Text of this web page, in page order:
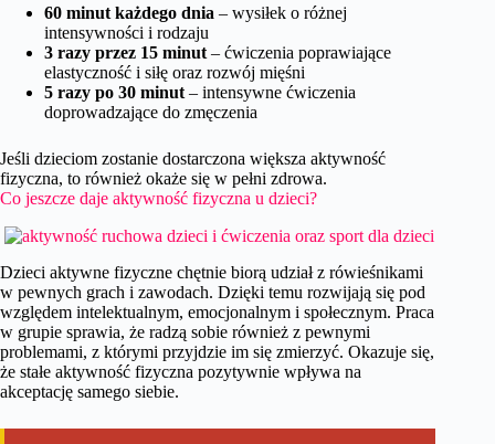
60 minut każdego dnia – wysiłek o różnej
intensywności i rodzaju
3 razy przez 15 minut – ćwiczenia poprawiające
elastyczność i siłę oraz rozwój mięśni
5 razy po 30 minut – intensywne ćwiczenia
doprowadzające do zmęczenia
Jeśli dzieciom zostanie dostarczona większa aktywność
fizyczna, to również okaże się w pełni zdrowa.
Co jeszcze daje aktywność fizyczna u dzieci?
Dzieci aktywne fizyczne chętnie biorą udział z rówieśnikami
w pewnych grach i zawodach. Dzięki temu rozwijają się pod
względem intelektualnym, emocjonalnym i społecznym. Praca
w grupie sprawia, że radzą sobie również z pewnymi
problemami, z którymi przyjdzie im się zmierzyć. Okazuje się,
że stałe aktywność fizyczna pozytywnie wpływa na
akceptację samego siebie.